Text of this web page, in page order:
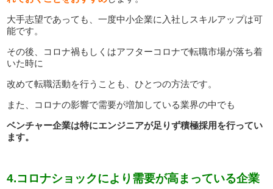
大手志望であっても、一度中小企業に入社しスキルアップは可
能です。
その後、コロナ禍もしくはアフターコロナで転職市場が落ち着
いた時に
改めて転職活動を行うことも、ひとつの方法です。
また、コロナの影響で需要が増加している業界の中でも
ベンチャー企業は特にエンジニアが足りず積極採用を行ってい
ます。
4.コロナショックにより需要が高まっている企業